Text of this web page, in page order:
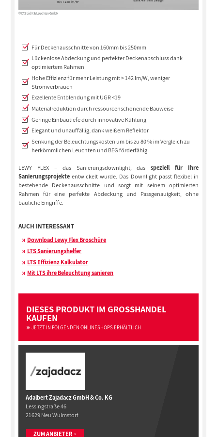
© LTS Licht & Leuchten GmbH
Für Deckenausschnitte von 160mm bis 250mm
Lückenlose Abdeckung und perfekter Deckenabschluss dank
optimiertem Rahmen
Hohe Effizienz für mehr Leistung mit > 142 lm/W, weniger
Stromverbrauch
Exzellente Entblendung mit UGR <19
Materialreduktion durch ressourcenschonende Bauweise
Geringe Einbautiefe durch innovative Kühlung
Elegant und unauffällig, dank weißem Reflektor
Senkung der Beleuchtungskosten um bis zu 80 % im Vergleich zu
herkömmlichen Leuchten und BEG förderfähig
LEWY FLEX – das Sanierungsdownlight, dasspeziell für Ihre
Sanierungsprojekteentwickelt wurde. Das Downlight passt flexibel in
bestehende Deckenausschnitte und sorgt mit seinem optimierten
Rahmen für eine perfekte Abdeckung und Passgenauigkeit, ohne
bauliche Eingriffe.
AUCH INTERESSANT
Download Lewy Flex Broschüre
LTS Sanierungshelfer
LTS Effizienz Kalkulator
Mit LTS ihre Beleuchtung sanieren
DIESES PRODUKT IM GROSSHANDEL
KAUFEN
JETZT IN FOLGENDEN ONLINESHOPS ERHÄLTLICH
Adalbert Zajadacz GmbH & Co. KG
Lessingstraße 46
21629 Neu Wulmstorf
ZUM ANBIETER